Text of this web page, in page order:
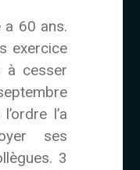
a 60 ans.
exercice
à cesser
l’a
ses
3